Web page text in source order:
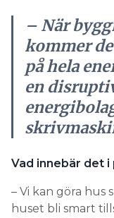
– När
kommer
på hela
en
Vad innebär det i
– Vi kan göra hus
huset bli smart